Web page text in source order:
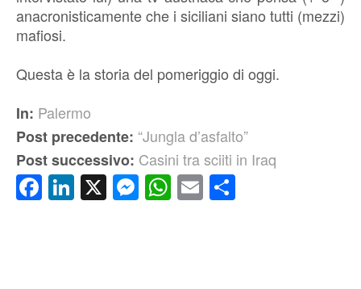
anacronisticamente che i siciliani siano tutti (mezzi)
mafiosi.
Questa è la storia del pomeriggio di oggi.
In: Palermo
Post precedente: “Jungla d’asfalto”
Post successivo: Casini tra sciiti in Iraq
Facebook
LinkedIn
X Messenger
WhatsApp
Email